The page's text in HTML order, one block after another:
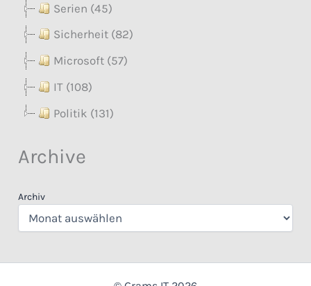
Serien (45)
Sicherheit (82)
Microsoft (57)
IT (108)
Politik (131)
Archive
Archiv